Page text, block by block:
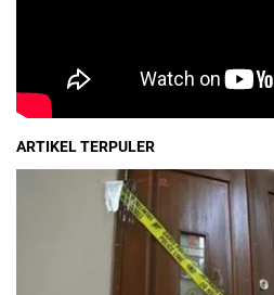
ARTIKEL TERPULER